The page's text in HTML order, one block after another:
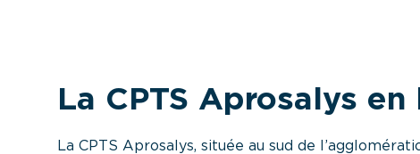
La CPTS Aprosalys en
La CPTS Aprosalys, située au sud de